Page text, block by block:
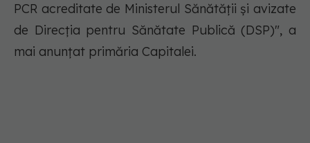
PCR acreditate de Ministerul Sănătății și avizate
de Direcția pentru Sănătate Publică (DSP)", a
mai anunțat primăria Capitalei.